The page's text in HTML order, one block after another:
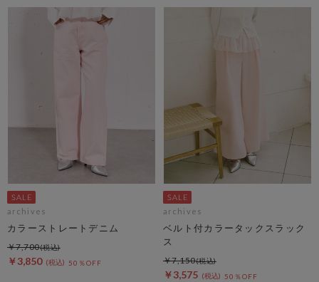
archives
カラーストレートデニム
￥3,850 50％OFF
￥7,700
archives
ベルト付カラータックスラック
ス
￥3,575 50％OFF
￥7,150